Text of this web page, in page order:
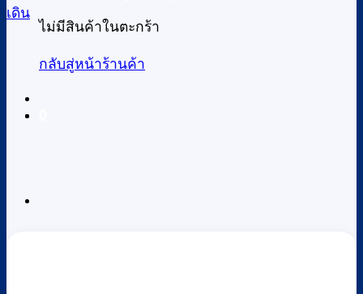
ไม่มีสินค้าในตะกร้า
กลับสู่หน้าร้านค้า
เดิน